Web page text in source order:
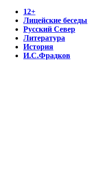
12+
Лицейские беседы
Русский Север
Литература
История
И.С.Фрадков